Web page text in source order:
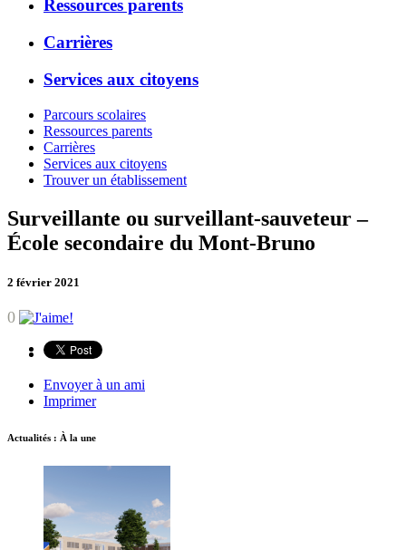
Ressources parents
Carrières
Services aux citoyens
Parcours scolaires
Ressources parents
Carrières
Services aux citoyens
Trouver un établissement
Surveillante ou surveillant-sauveteur –
École secondaire du Mont-Bruno
2 février 2021
0
Envoyer à un ami
Imprimer
Actualités : À la une